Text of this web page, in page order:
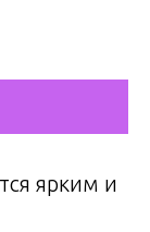
ярким и